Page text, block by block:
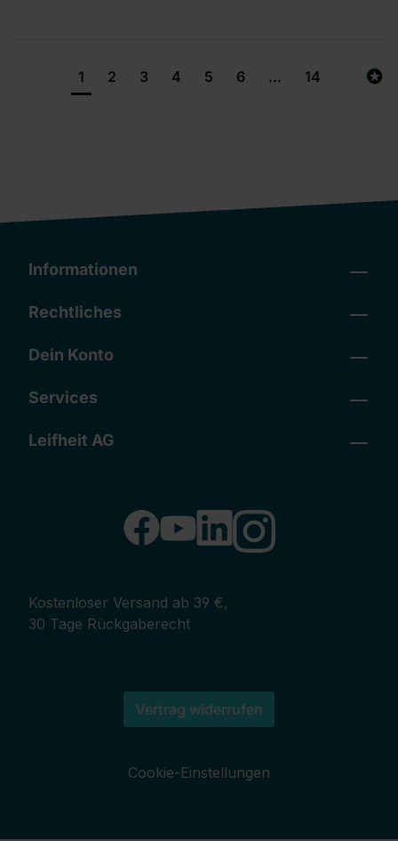
1 2 3 4 5 6 ... 14
Informationen
Rechtliches
Dein Konto
Services
Leifheit AG
Kostenloser Versand ab 39 €,
30 Tage Rückgaberecht
Vertrag widerrufen
Cookie-Einstellungen